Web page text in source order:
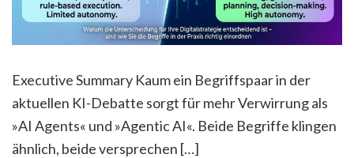
Executive Summary Kaum ein Begriffspaar in der
aktuellen KI-Debatte sorgt für mehr Verwirrung als
»AI Agents« und »Agentic AI«. Beide Begriffe klingen
ähnlich, beide versprechen […]